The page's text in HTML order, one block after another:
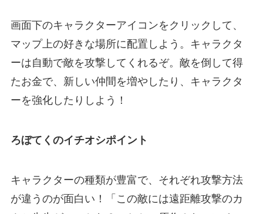
画面下のキャラクターアイコンをクリックして、
マップ上の好きな場所に配置しよう。キャラクタ
ーは自動で敵を攻撃してくれるぞ。敵を倒して得
たお金で、新しい仲間を増やしたり、キャラクタ
ーを強化したりしよう！
ろぼてくのイチオシポイント
キャラクターの種類が豊富で、それぞれ攻撃方法
が違うのが面白い！「この敵には遠距離攻撃のカ